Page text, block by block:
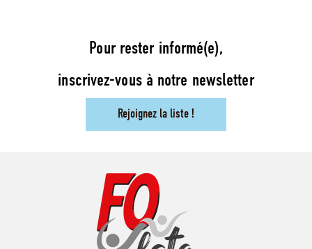
Pour rester informé(e),
inscrivez-vous à notre newsletter
Rejoignez la liste !